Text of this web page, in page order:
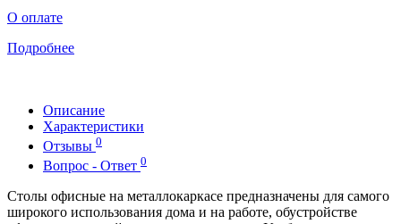
О оплате
Подробнее
Описание
Характеристики
Отзывы 0
Вопрос - Ответ 0
Столы офисные на металлокаркасе предназначены для самого
широкого использования дома и на работе, обустройстве